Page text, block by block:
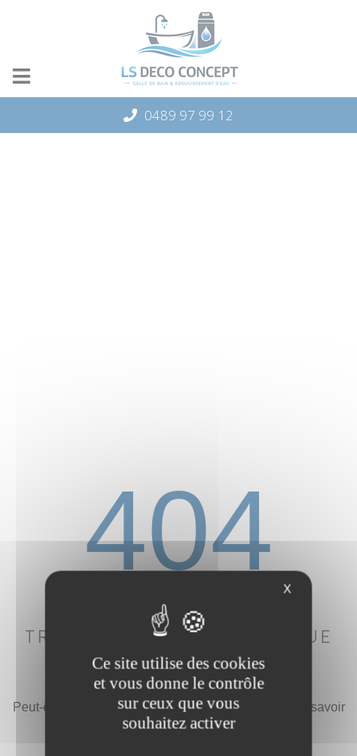
0489 97 99 12
404
OOOOOPS, NOUS NE
TROUVONS PAS LA PAGE QUE
VOUS CHERCHEZ...
Peut-être a-t-elle été déplacée ou n'existe plus, allez savoir
!
X
Ce site utilise des cookies
et vous donne le contrôle
sur ceux que vous
souhaitez activer